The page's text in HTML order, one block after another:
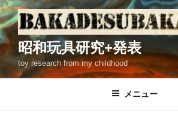
コ
ン
テ
ン
ツ
へ
昭和玩具研究+発表
toy research from my childhood
メニュー